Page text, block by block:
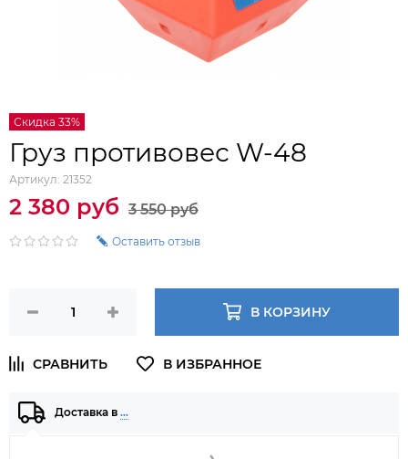
Скидка 33%
Груз противовес W-48
Артикул: 21352
2 380 руб 3 550 руб
Оставить отзыв
В КОРЗИНУ
Доставка в …